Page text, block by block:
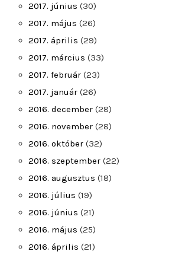
2017. június (30)
2017. május (26)
2017. április (29)
2017. március (33)
2017. február (23)
2017. január (26)
2016. december (28)
2016. november (28)
2016. október (32)
2016. szeptember (22)
2016. augusztus (18)
2016. július (19)
2016. június (21)
2016. május (25)
2016. április (21)